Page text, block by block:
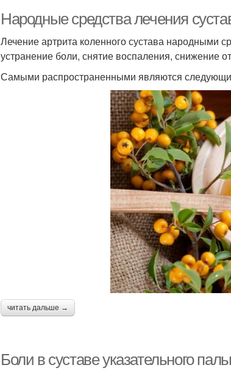
Народные средства лечения
Лечение артрита коленного сустава народными
устранение боли, снятие воспаления, снижение
Самыми распространенными являются
читать дальше →
Боли в суставе указательного